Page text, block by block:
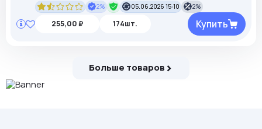
2% 05.06.2026 15:10 2%
255,00 ₽ 174шт. Купить
Больше товаров